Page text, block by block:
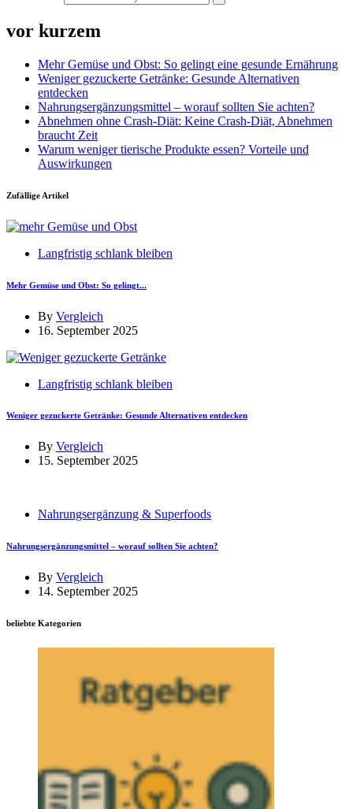
vor kurzem
Mehr Gemüse und Obst: So gelingt eine gesunde Ernährung
Weniger gezuckerte Getränke: Gesunde Alternativen
entdecken
Nahrungsergänzungsmittel – worauf sollten Sie achten?
Abnehmen ohne Crash-Diät: Keine Crash-Diät, Abnehmen
braucht Zeit
Warum weniger tierische Produkte essen? Vorteile und
Auswirkungen
Zufällige Artikel
Langfristig schlank bleiben
Mehr Gemüse und Obst: So gelingt...
By Vergleich
16. September 2025
Langfristig schlank bleiben
Weniger gezuckerte Getränke: Gesunde Alternativen entdecken
By Vergleich
15. September 2025
Nahrungsergänzung & Superfoods
Nahrungsergänzungsmittel – worauf sollten Sie achten?
By Vergleich
14. September 2025
beliebte Kategorien